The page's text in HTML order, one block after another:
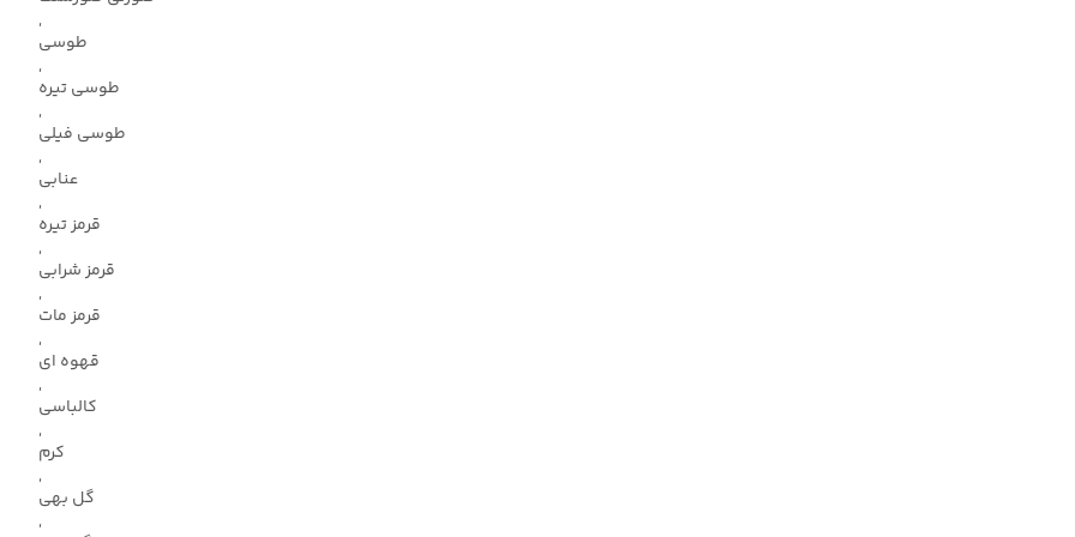
,
طوسی
,
طوسی تیره
,
طوسی فیلی
,
عنابی
,
قرمز تیره
,
قرمز شرابی
,
قرمز مات
,
قهوه ای
,
کالباسی
,
کرم
,
گل بهی
,